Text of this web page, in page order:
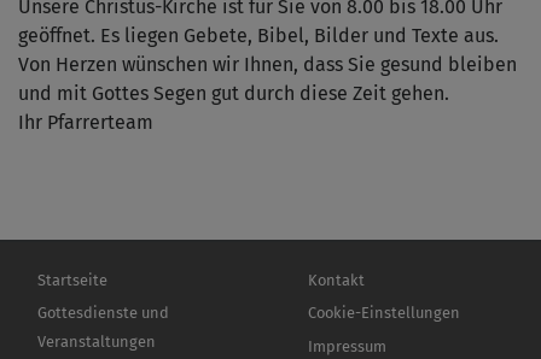
Unsere Christus-Kirche ist für Sie von 8.00 bis 18.00 Uhr
geöffnet. Es liegen Gebete, Bibel, Bilder und Texte aus.
Von Herzen wünschen wir Ihnen, dass Sie gesund bleiben
und mit Gottes Segen gut durch diese Zeit gehen.
Ihr Pfarrerteam
Hauptnavigation
Startseite
Gottesdienste und
Veranstaltungen
Fußbereichsmenü
Kontakt
Cookie-Einstellungen
Impressum